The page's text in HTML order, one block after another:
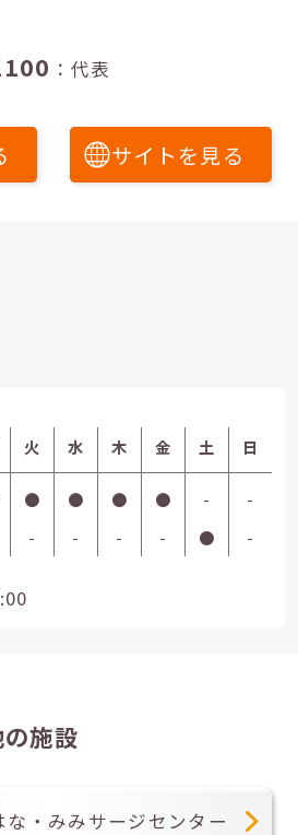
：代表
サイトを見る
火 水 木 金 土 日
● ● ● ● -
-
- - - - ● -
施設
・みみサージセンター